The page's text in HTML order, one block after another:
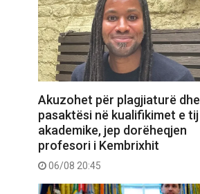
Akuzohet për plagjiaturë dhe
pasaktësi në kualifikimet e tij
akademike, jep dorëheqjen
profesori i Kembrixhit
06/08 20:45